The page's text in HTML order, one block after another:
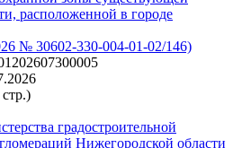
расположенной в городе
№ 30602-330-004-01-02/146)
градостроительной
Нижегородской области